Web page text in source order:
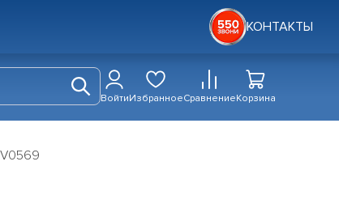
КОНТАКТЫ
ВойтиИзбранноеСравнениеКорзина